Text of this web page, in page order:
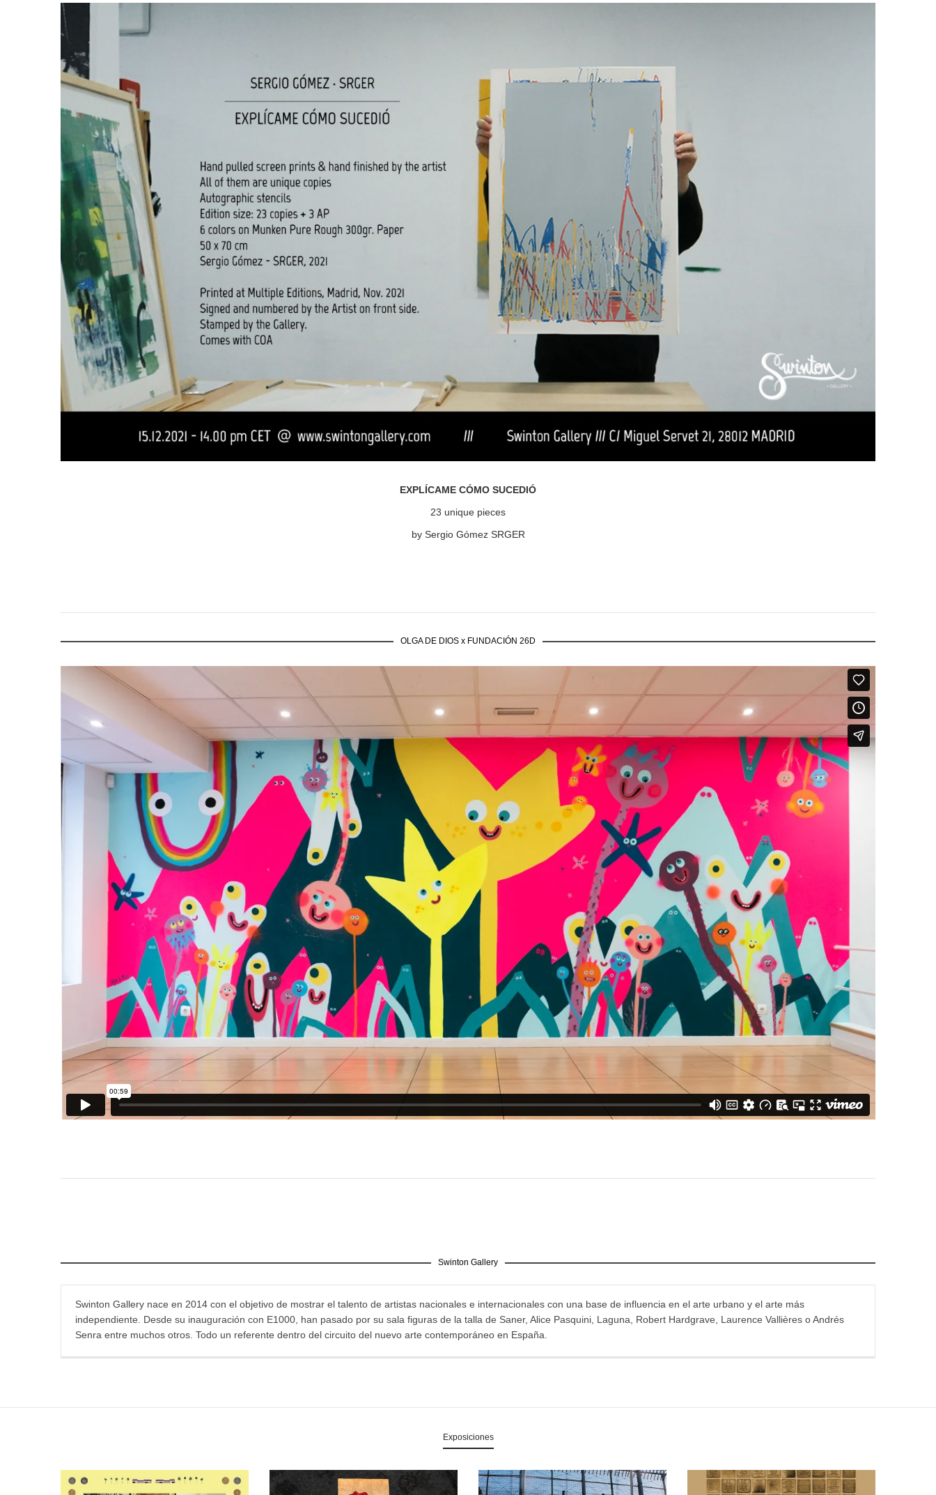
EXPLÍCAME CÓMO SUCEDIÓ
23 unique pieces
by Sergio Gómez SRGER
OLGA DE DIOS x FUNDACIÓN 26D
Swinton Gallery
Swinton Gallery nace en 2014 con el objetivo de mostrar el talento de artistas nacionales e internacionales con una base de influencia en el arte urbano y el arte más
independiente. Desde su inauguración con E1000, han pasado por su sala figuras de la talla de Saner, Alice Pasquini, Laguna, Robert Hardgrave, Laurence Vallières o Andrés
Senra entre muchos otros. Todo un referente dentro del circuito del nuevo arte contemporáneo en España.
Exposiciones